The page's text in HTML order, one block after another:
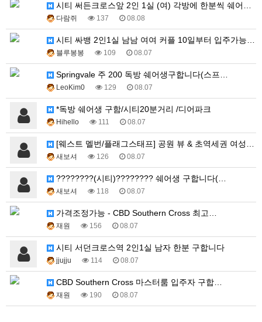
시티 써든크로스앞 2인 1실 (여) 각방에 한분씩 쉐어…
다람쥐 137 08.08
시티 싸뱅 2인1실 남남 여여 커플 10일부터 입주가능…
블루봉봉 109 08.07
Springvale 주 200 독방 쉐어생구합니다(스프…
LeoKim0 129 08.07
*독방 쉐어생 구함/시티20분거리 /디어파크
Hihello 111 08.07
[웨스트 멜번/플래그스태프] 공원 뷰 & 초역세권 여성…
새보셔 126 08.07
????????(시티)???????? 쉐어생 구합니다(…
새보셔 118 08.07
가격조정가능 - CBD Southern Cross 최고…
재원 156 08.07
시티 서던크로스역 2인1실 남자 한분 구합니다
jjujju 114 08.07
CBD Southern Cross 마스터룸 입주자 구합…
재원 190 08.07